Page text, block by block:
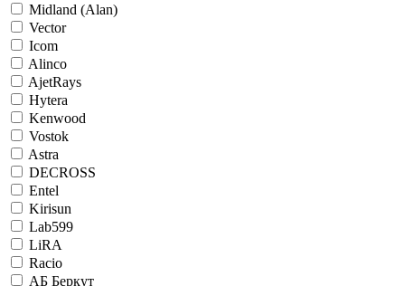
Midland (Alan)
Vector
Icom
Alinco
AjetRays
Hytera
Kenwood
Vostok
Astra
DECROSS
Entel
Kirisun
Lab599
LiRA
Racio
АБ Беркут